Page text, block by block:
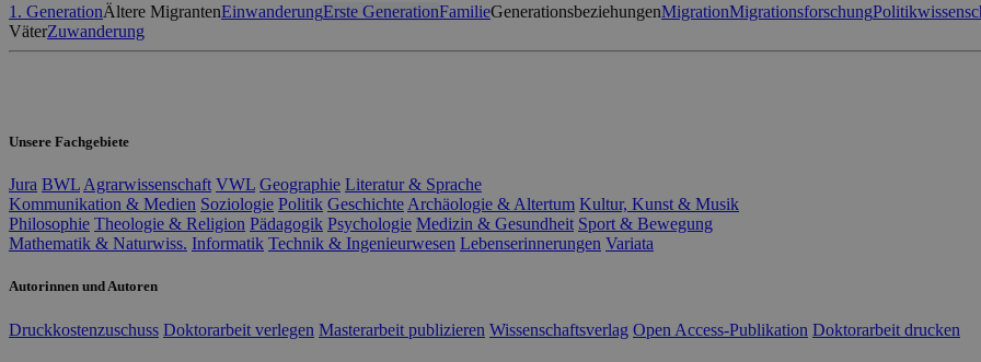
1. GenerationÄltere MigrantenEinwanderungErste GenerationFamilieGenerationsbeziehungenMigrationMigrationsforschung
VäterZuwanderung
Unsere Fachgebiete
Jura BWL Agrarwissenschaft VWL Geographie Literatur & Sprache
Kommunikation & Medien Soziologie Politik Geschichte Archäologie & Altertum Kultur, Kunst & Musik
Philosophie Theologie & Religion Pädagogik Psychologie Medizin & Gesundheit Sport & Bewegung
Mathematik & Naturwiss. Informatik Technik & Ingenieurwesen Lebenserinnerungen Variata
Autorinnen und Autoren
Druckkostenzuschuss Doktorarbeit verlegen Masterarbeit publizieren Wissenschaftsverlag Open Access-Publikation Doktorarbeit drucken